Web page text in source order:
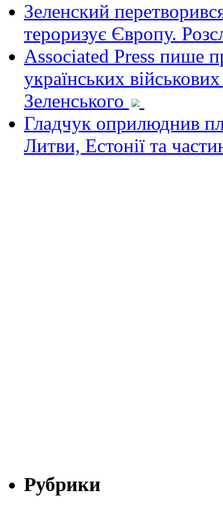
Зеленский
тероризує Європу.
Associated Press пише
українських
Зеленського
Гладчук оприлюднив
Литви, Естонії та
Рубрики